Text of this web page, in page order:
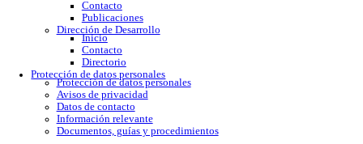
Convocatorias
Transparencia
Gobierno Abierto
Protección de Datos Personales
Acceso a la información
Datos abiertos
Denuncias por incumplimiento
Apertura gubernamental
Buzón de quejas
Direcciones